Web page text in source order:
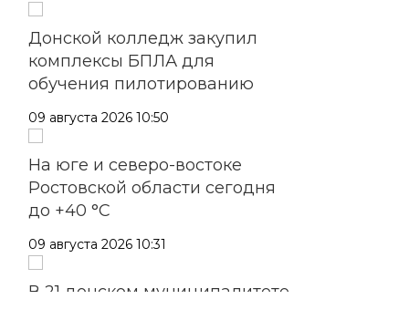
Донской колледж закупил
комплексы БПЛА для
обучения пилотированию
09 августа 2026 10:50
На юге и северо-востоке
Ростовской области сегодня
до +40 °C
09 августа 2026 10:31
В 21 донском муниципалитете